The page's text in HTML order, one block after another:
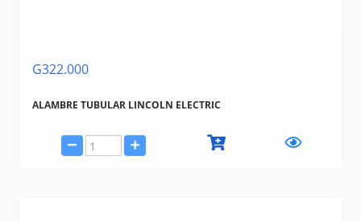
G322.000
ALAMBRE TUBULAR LINCOLN ELECTRIC